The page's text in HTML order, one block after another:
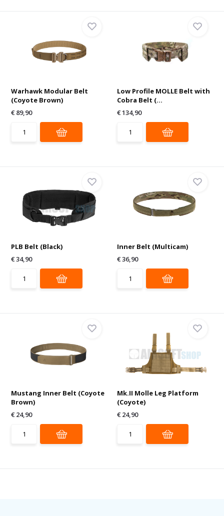
Warhawk Modular Belt
(Coyote Brown)
€ 89,90
Low Profile MOLLE Belt with
Cobra Belt (...
€ 134,90
PLB Belt (Black)
€ 34,90
Inner Belt (Multicam)
€ 36,90
Mustang Inner Belt (Coyote
Brown)
€ 24,90
Mk.II Molle Leg Platform
(Coyote)
€ 24,90